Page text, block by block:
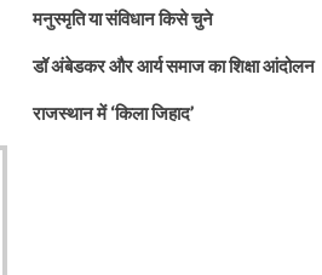
मनुस्मृति या संविधान किसे चुने
डॉ अंबेडकर और आर्य समाज का शिक्षा आंदोलन
राजस्थान में ‘किला जिहाद’